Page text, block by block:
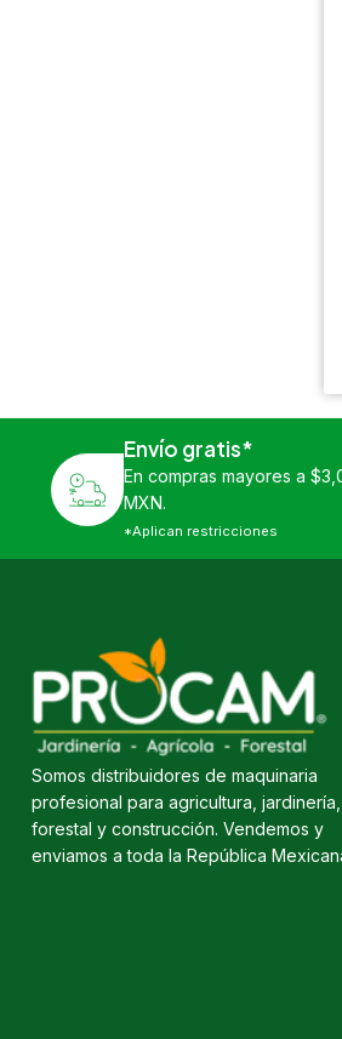
Envío gratis*
En compras mayores a
MXN.
*Aplican restricciones
Somos distribuidores de maquinaria
profesional para agricultura, jardinería,
forestal y construcción. Vendemos y
enviamos a toda la República